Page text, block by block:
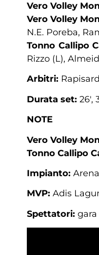
Vero Volley
Vero Volley
N.E. Poreba,
Tonno Callipo
Rizzo (L),
Arbitri:
Durata set: 26′,
NOTE
Vero Volley
Tonno Callipo
Impianto:
MVP: Adis
Spettatori: